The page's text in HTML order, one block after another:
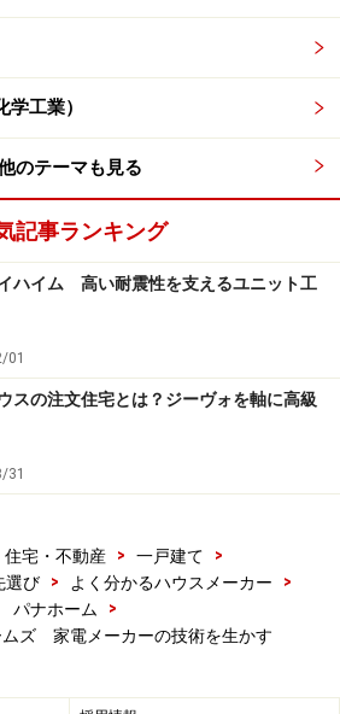
マートハウスの構成要素を製造・
ため、パナソニックホームズは住
マートハウスの提案を積極的に行
ーです。スマートタウンの開発も
徴的な事例として、パナソニックの
藤沢市）があります。
クホームズについての最近のトピ
ます。
応する「ビューノ」シリー
取り組みです。多層階住宅とは3
とで、同社では業界最高の9階建
す。
の居住スペース（多世帯居住を含
工業）
のテーマも見る
記事ランキング
ハイム 高い耐震性を支えるユニット工
01
スの注文住宅とは？ジーヴォを軸に高級
31
住宅・不動産 > 一戸建て
>
選び
> よく分かるハウスメーカー
>
パナホーム
>
ムズ 家電メーカーの技術を生かす